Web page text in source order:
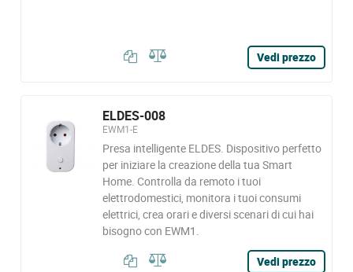
Vedi prezzo
ELDES-008
EWM1-E
Presa intelligente ELDES. Dispositivo perfetto
per iniziare la creazione della tua Smart
Home. Controlla da remoto i tuoi
elettrodomestici, monitora i tuoi consumi
elettrici, crea orari e diversi scenari di cui hai
bisogno con EWM1.
Vedi prezzo